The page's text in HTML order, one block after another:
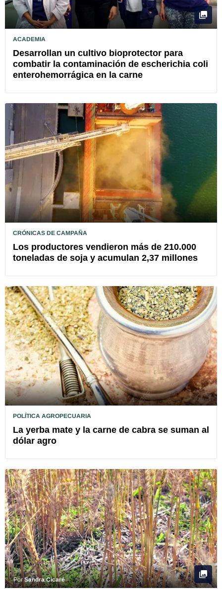
ACADEMIA
Desarrollan un cultivo bioprotector para
combatir la contaminación de escherichia coli
enterohemorrágica en la carne
CRÓNICAS DE CAMPAÑA
Los productores vendieron más de 210.000
toneladas de soja y acumulan 2,37 millones
POLÍTICA AGROPECUARIA
La yerba mate y la carne de cabra se suman al
dólar agro
PorSandra Cicaré